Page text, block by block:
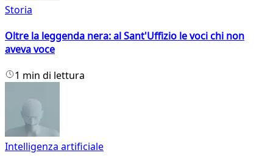
Storia
Oltre la leggenda nera: al Sant'Uffizio le voci chi non
aveva voce
1 min di lettura
Intelligenza artificiale